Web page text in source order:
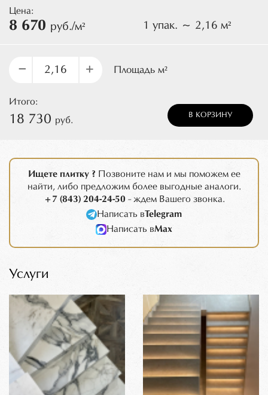
Цена:
8 670 руб./м² 1 упак. ~ 2,16 м²
– + Площадь м²
Итого:
18 730 руб.
В КОРЗИНУ
Ищете плитку ? Позвоните нам и мы поможем ее
найти, либо предложим более выгодные аналоги.
+7 (843) 204-24-50 - ждем Вашего звонка.
Написать вTelegram
Написать вMax
Услуги